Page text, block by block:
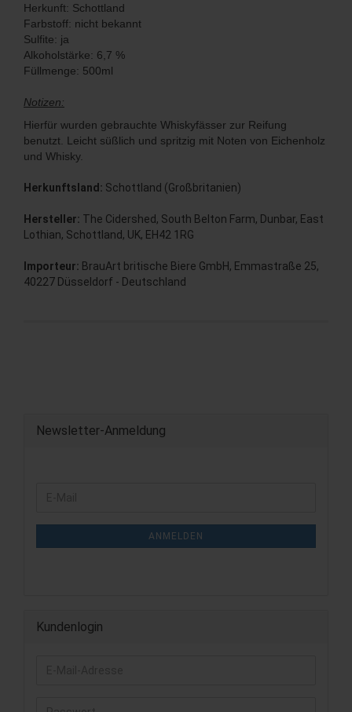
Herkunft: Schottland
Farbstoff: nicht bekannt
Sulfite: ja
Alkoholstärke: 6,7 %
Füllmenge: 500ml
Notizen:
Hierfür wurden gebrauchte Whiskyfässer zur Reifung
benutzt. Leicht süßlich und spritzig mit Noten von Eichenholz
und Whisky.
Herkunftsland: Schottland (Großbritanien)
Hersteller: The Cidershed, South Belton Farm, Dunbar, East
Lothian, Schottland, UK, EH42 1RG
Importeur: BrauArt britische Biere GmbH, Emmastraße 25,
40227 Düsseldorf - Deutschland
Newsletter-Anmeldung
ANMELDEN
Kundenlogin